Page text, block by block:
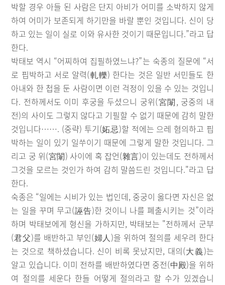
박할 경우 아들 된 사람은 단지 아비가 어미를 소박하지 않게
하여 어미가 보존되게 하기만을 바랄 뿐인 것입니다. 신이 당
하고 있는 일이 실로 이와 유사한 것이기 때문입니다.”라고 답
한다.
박태보 역시 “어찌하여 집필하였느냐?”는 숙종의 질문에 “서
로 핍박하고 서로 알력(軋轢) 한다는 것은 일반 서민들도 한
아내와 한 첩을 둔 사람이면 이런 걱정이 있을 수 있는 것입니
다. 전하께서도 이미 후궁을 두셨으니 궁위(宮闈, 궁중의 내
전)의 사이도 그렇지 않다고 기필할 수 없기 때문에 감히 말한
것입니다……. (중략) 투기(妬忌)할 적에는 으레 혐의하고 핍
박하는 일이 있기 일쑤이기 때문에 그렇게 말한 것입니다. 그
리고 궁 위(宮闈) 사이에 혹 잡언(雜言)이 있는데도 전하께서
그것을 모르는 것인가 하여 감히 말씀드린 것입니다."라고 답
한다.
숙종은 “일에는 시비가 있는 법인데, 중궁이 옳다면 자신은 없
는 일을 꾸며 무고(誣告)한 것이니 나를 폐출시키는 것”이라
하며 박태보에게 형신을 가하지만, 박태보는 "전하께서 군부
(君父)를 배반하고 부인(婦人)을 위하여 절의를 세우려 한다
는 것으로 책하셨습니다. 신이 비록 못났지만, 대의(大義)는
알고 있습니다. 이미 전하를 배반하였다면 중전(中殿)을 위하
여 절의를 세운다 한들 어떻게 절의라고 할 수가 있겠습니